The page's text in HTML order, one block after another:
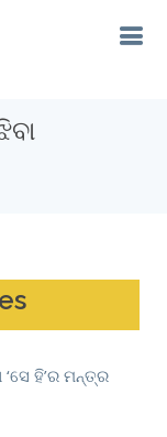
‘ସେ ହି’ର ମନ୍ତ୍ର